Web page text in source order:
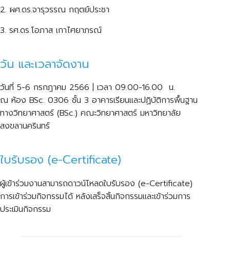
2. ผศ.ดร.จารุวรรณ กฤตย์ประชา
3. รศ.ดร.โอภาส เกาไศยาภรณ์
วัน และเวลาจัดงาน
วันที่ 5-6 กรกฎาคม 2566 | เวลา 09.00-16.00 น.
ณ ห้อง BSc. 0306 ชั้น 3 อาคารเรียนและปฏิบัติการพื้นฐาน
ทางวิทยาศาสตร์ (BSc.) คณะวิทยาศาสตร์ มหาวิทยาลัย
สงขลานครินทร์
ใบรับรอง (e-Certificate)
ผู้เข้าร่วมงานสามารถดาวน์โหลดใบรับรอง (e-Certificate)
การเข้าร่วมกิจกรรมได้ หลังเสร็จสิ้นกิจกรรมและเข้าร่วมการ
ประเมินกิจกรรม